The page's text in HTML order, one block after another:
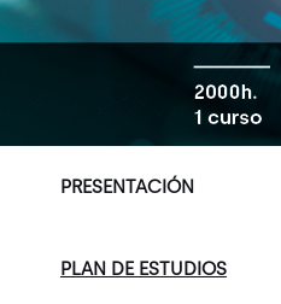
PRESENTACIÓN
PLAN DE ESTUDIOS